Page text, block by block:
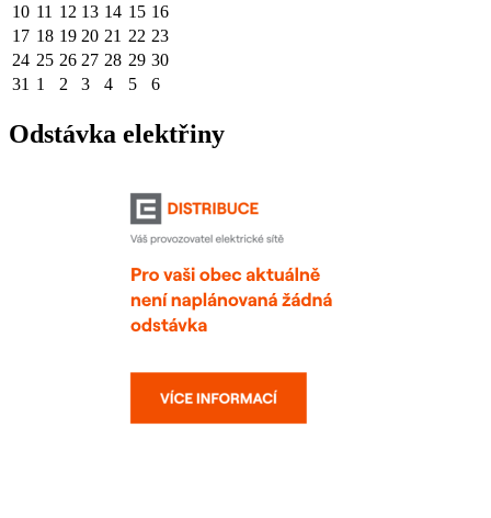
10 11 12 13 14 15 16
17 18 19 20 21 22 23
24 25 26 27 28 29 30
31 1 2 3 4 5 6
Odstávka elektřiny